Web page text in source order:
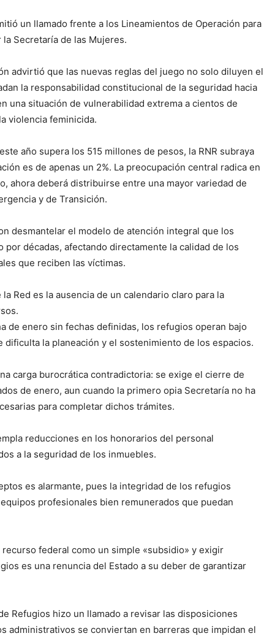
un llamado frente a los Lineamientos de Operación para
Secretaría de las Mujeres.
advirtió que las nuevas reglas del juego no solo diluyen el
la responsabilidad constitucional de la seguridad hacia
una situación de vulnerabilidad extrema a cientos de
violencia feminicida.
año supera los 515 millones de pesos, la RNR subraya
es de apenas un 2%. La preocupación central radica en
ahora deberá distribuirse entre una mayor variedad de
y de Transición.
desmantelar el modelo de atención integral que los
décadas, afectando directamente la calidad de los
que reciben las víctimas.
Red es la ausencia de un calendario claro para la
de enero sin fechas definidas, los refugios operan bajo
la planeación y el sostenimiento de los espacios.
carga burocrática contradictoria: se exige el cierre de
de enero, aun cuando la primero opia Secretaría no ha
para completar dichos trámites.
reducciones en los honorarios del personal
a la seguridad de los inmuebles.
es alarmante, pues la integridad de los refugios
profesionales bien remunerados que puedan
federal como un simple «subsidio» y exigir
es una renuncia del Estado a su deber de garantizar
Refugios hizo un llamado a revisar las disposiciones
administrativos se conviertan en barreras que impidan el